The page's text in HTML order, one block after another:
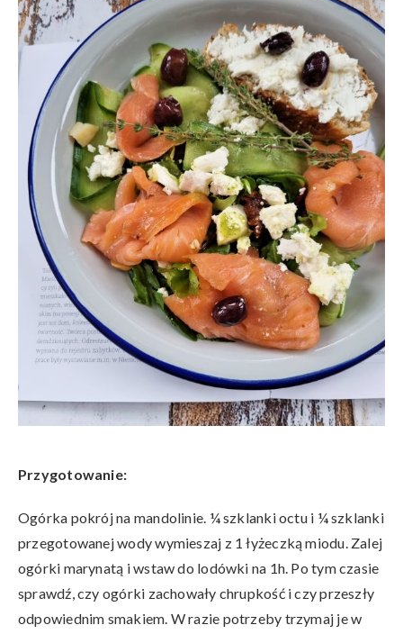
Przygotowanie:
Ogórka pokrój na mandolinie. ¼ szklanki octu i ¼ szklanki
przegotowanej wody wymieszaj z 1 łyżeczką miodu. Zalej
ogórki marynatą i wstaw do lodówki na 1h. Po tym czasie
sprawdź, czy ogórki zachowały chrupkość i czy przeszły
odpowiednim smakiem. W razie potrzeby trzymaj je w